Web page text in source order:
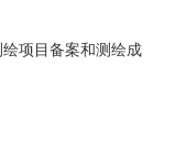
绘项目备案和测绘成